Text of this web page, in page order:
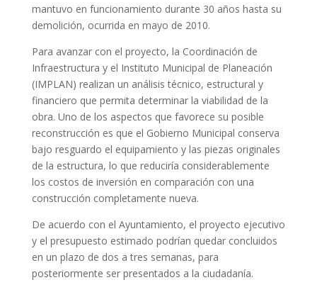
mantuvo en funcionamiento durante 30 años hasta su
demolición, ocurrida en mayo de 2010.
Para avanzar con el proyecto, la Coordinación de
Infraestructura y el Instituto Municipal de Planeación
(IMPLAN) realizan un análisis técnico, estructural y
financiero que permita determinar la viabilidad de la
obra. Uno de los aspectos que favorece su posible
reconstrucción es que el Gobierno Municipal conserva
bajo resguardo el equipamiento y las piezas originales
de la estructura, lo que reduciría considerablemente
los costos de inversión en comparación con una
construcción completamente nueva.
De acuerdo con el Ayuntamiento, el proyecto ejecutivo
y el presupuesto estimado podrían quedar concluidos
en un plazo de dos a tres semanas, para
posteriormente ser presentados a la ciudadanía.